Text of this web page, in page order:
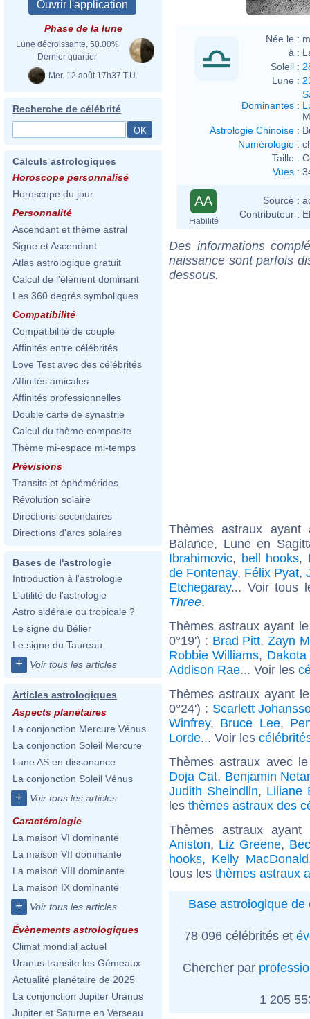
Phase de la lune
Lune décroissante, 50.00%
Dernier quartier
Mer. 12 août 17h37 T.U.
Recherche de célébrité
Calculs astrologiques
Horoscope personnalisé
Horoscope du jour
Personnalité
Ascendant et thème astral
Signe et Ascendant
Atlas astrologique gratuit
Calcul de l'élément dominant
Les 360 degrés symboliques
Compatibilité
Compatibilité de couple
Affinités entre célébrités
Love Test avec des célébrités
Affinités amicales
Affinités professionnelles
Double carte de synastrie
Calcul du thème composite
Thème mi-espace mi-temps
Prévisions
Transits et éphémérides
Révolution solaire
Directions secondaires
Directions d'arcs solaires
Bases de l'astrologie
Introduction à l'astrologie
L'utilité de l'astrologie
Astro sidérale ou tropicale ?
Le signe du Bélier
Le signe du Taureau
+ Voir tous les articles
Articles astrologiques
Aspects planétaires
La conjonction Mercure Vénus
La conjonction Soleil Mercure
Lune AS en dissonance
La conjonction Soleil Vénus
+ Voir tous les articles
Caractérologie
La maison VI dominante
La maison VII dominante
La maison VIII dominante
La maison IX dominante
+ Voir tous les articles
Évènements astrologiques
Climat mondial actuel
Uranus transite les Gémeaux
Actualité planétaire de 2025
La conjonction Jupiter Uranus
Jupiter et Saturne en Verseau
Née le :
à :
Soleil :
Lune :
Dominantes :
Astrologie Chinoise :
Numérologie :
Taille :
Vues :
AA
Fiabilité
Source :
Contributeur :
Des informations
naissance sont parfois
dessous.
Thèmes astraux
Balance, Lune en
Ibrahimovic, bell hooks,
de Fontenay, Félix Pyat,
Etchegaray... Voir tous
Three.
Thèmes astraux ayant
0°19') : Brad Pitt,Zayn
Robbie Williams,
Addison Rae... Voir les
Thèmes astraux ayant
0°24') : Scarlett
Winfrey, Bruce Lee,
Lorde... Voir les
Thèmes astraux avec
Doja Cat, Benjamin
Judith Sheindlin, Liliane
les thèmes astraux des
Thèmes astraux
Aniston, Liz Greene,
hooks, Kelly MacDonald
tous les thèmes astraux
Base astrologique de
78 096 célébrités et
Chercher par
1 205